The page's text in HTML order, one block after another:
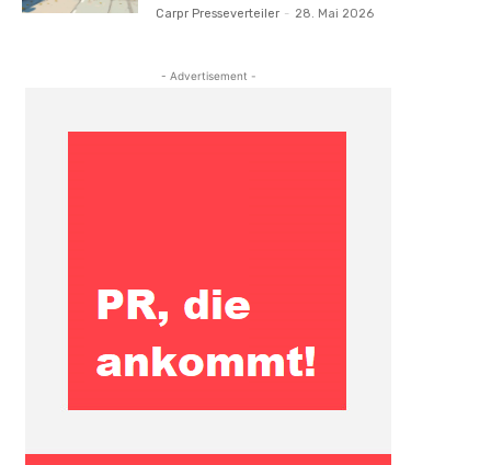
Carpr Presseverteiler - 28. Mai 2026
- Advertisement -